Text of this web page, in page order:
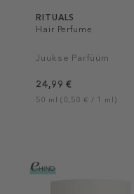
RITUALS
Hair Perfume
Juukse Parfüüm
24,99 €
50 ml (0,50 € / 1 ml)